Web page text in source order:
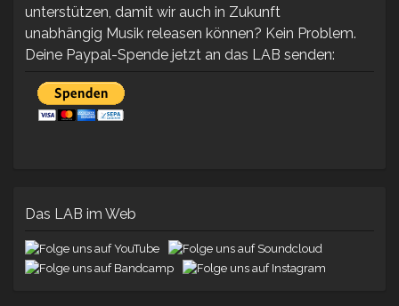
unterstützen, damit wir auch in Zukunft
unabhängig Musik releasen können? Kein Problem.
Deine Paypal-Spende jetzt an das LAB senden:
Das LAB im Web